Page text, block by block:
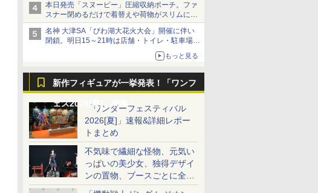
本日発売「スヌーピー」圧縮収納ポーチ。ファ
スナー閉めるだけで着替えや荷物がスリムにま
とまる
名神 大津SA「びわ湖大花火大会」開催に伴い
閉鎖。明日15～21時は店舗・トイレ・駐車場の
もっと見る
新作フィギュアが一挙発表！「ワンフ
ェス2026[夏]」特集「ワンダーフェスティバル
2026[夏]」速報&詳細レポー
トまとめ
不気味で繊細な怪物、元気い
っぱいの美少女、独得デザイ
ンの置物、ブースごとに全く
異なる世界が広がる一般ディ